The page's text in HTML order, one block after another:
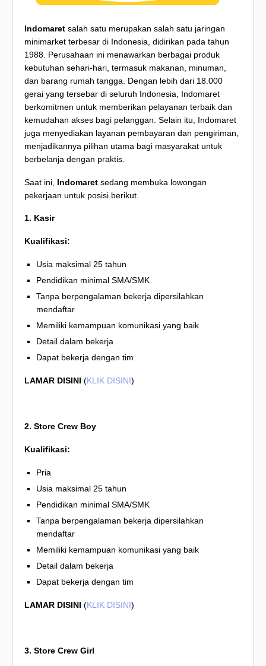
Indomaret salah satu merupakan salah satu jaringan
minimarket terbesar di Indonesia, didirikan pada tahun
1988. Perusahaan ini menawarkan berbagai produk
kebutuhan sehari-hari, termasuk makanan, minuman,
dan barang rumah tangga. Dengan lebih dari 18.000
gerai yang tersebar di seluruh Indonesia, Indomaret
berkomitmen untuk memberikan pelayanan terbaik dan
kemudahan akses bagi pelanggan. Selain itu, Indomaret
juga menyediakan layanan pembayaran dan pengiriman,
menjadikannya pilihan utama bagi masyarakat untuk
berbelanja dengan praktis.
Saat ini, Indomaret sedang membuka lowongan
pekerjaan untuk posisi berikut.
1. Kasir
Kualifikasi:
Usia maksimal 25 tahun
Pendidikan minimal SMA/SMK
Tanpa berpengalaman bekerja dipersilahkan
mendaftar
Memiliki kemampuan komunikasi yang baik
Detail dalam bekerja
Dapat bekerja dengan tim
LAMAR DISINI (KLIK DISINI)
2. Store Crew Boy
Kualifikasi:
Pria
Usia maksimal 25 tahun
Pendidikan minimal SMA/SMK
Tanpa berpengalaman bekerja dipersilahkan
mendaftar
Memiliki kemampuan komunikasi yang baik
Detail dalam bekerja
Dapat bekerja dengan tim
LAMAR DISINI (KLIK DISINI)
3. Store Crew Girl